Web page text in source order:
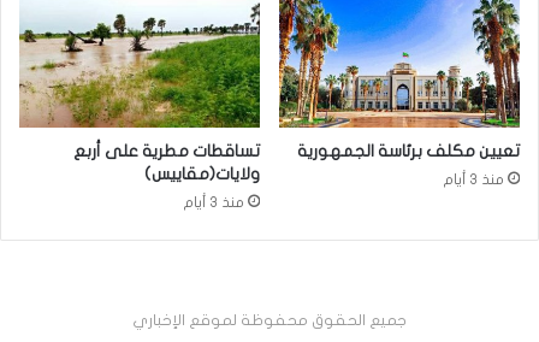
تعيين مكلف برئاسة الجمهورية
منذ 3 أيام
تساقطات مطرية على أربع
ولايات(مقاييس)
منذ 3 أيام
جميع الحقوق محفوظة لموقع الإخباري